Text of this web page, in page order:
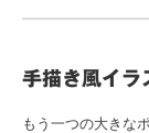
手描き風イラ
もう一つの大きな